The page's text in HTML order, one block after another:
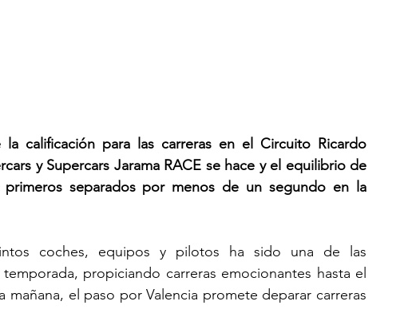
calificación para las carreras en el Circuito Ricardo
y Supercars Jarama RACE se hace y el equilibrio de
separados por menos de un segundo en la
coches, equipos y pilotos ha sido una de las
propiciando carreras emocionantes hasta el
el paso por Valencia promete deparar carreras